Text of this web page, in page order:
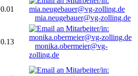
0.01
mia.neugebauer@vg-zolling.de
0.13
monika.obermeier@vg-
zolling.de